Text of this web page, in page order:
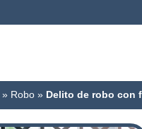
» Robo » Delito de robo con